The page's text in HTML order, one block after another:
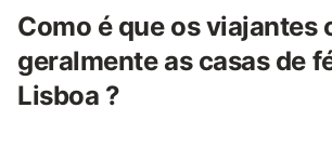
Como é que os viajantes
geralmente as casas de
Lisboa ?